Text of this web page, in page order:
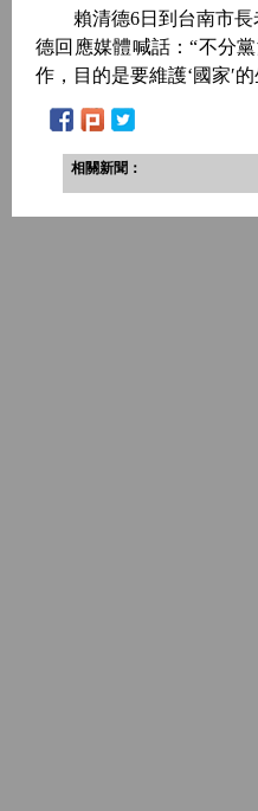
賴清德6日到台南市長
德回應媒體喊話：“不分
作，目的是要維護‘國家′
相關新聞：